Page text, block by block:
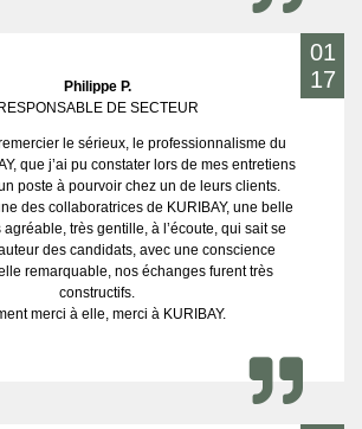
01
17
Philippe P.
RESPONSABLE DE SECTEUR
le sérieux, le professionnalisme du
que j’ai pu constater lors de mes entretiens
poste à pourvoir chez un de leurs clients.
des collaboratrices de KURIBAY, une belle
très gentille, à l’écoute, qui sait se
des candidats, avec une conscience
remarquable, nos échanges furent très
constructifs.
merci à elle, merci à KURIBAY.